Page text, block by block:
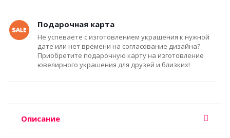
Подарочная карта
Не успеваете с изготовлением украшения к нужной
дате или нет времени на согласование дизайна?
Приобретите подарочную карту на изготовление
ювелирного украшения для друзей и близких!
Описание